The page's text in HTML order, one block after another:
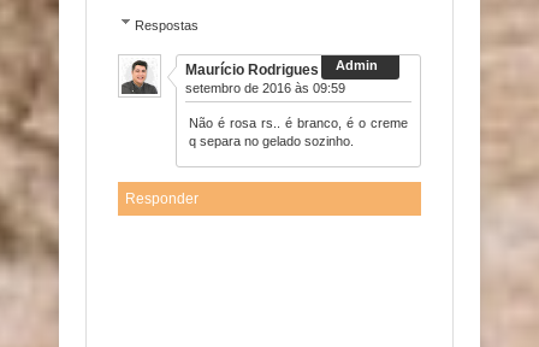
Respostas
Maurício Rodrigues
30 de
setembro de 2016 às 09:59
Não é rosa rs.. é branco, é o creme
q separa no gelado sozinho.
Responder